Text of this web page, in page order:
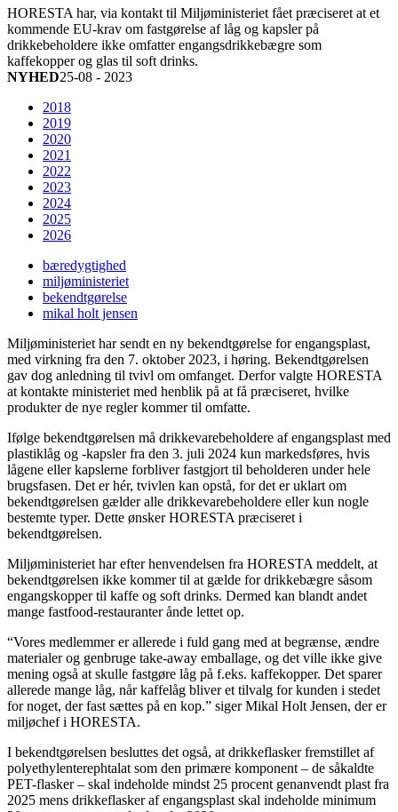
HORESTA har, via kontakt til Miljøministeriet fået præciseret at et
kommende EU-krav om fastgørelse af låg og kapsler på
drikkebeholdere ikke omfatter engangsdrikkebægre som
kaffekopper og glas til soft drinks.
NYHED25-08 - 2023
2018
2019
2020
2021
2022
2023
2024
2025
2026
bæredygtighed
miljøministeriet
bekendtgørelse
mikal holt jensen
Miljøministeriet har sendt en ny bekendtgørelse for engangsplast,
med virkning fra den 7. oktober 2023, i høring. Bekendtgørelsen
gav dog anledning til tvivl om omfanget. Derfor valgte HORESTA
at kontakte ministeriet med henblik på at få præciseret, hvilke
produkter de nye regler kommer til omfatte.
Ifølge bekendtgørelsen må drikkevarebeholdere af engangsplast med
plastiklåg og -kapsler fra den 3. juli 2024 kun markedsføres, hvis
lågene eller kapslerne forbliver fastgjort til beholderen under hele
brugsfasen. Det er hér, tvivlen kan opstå, for det er uklart om
bekendtgørelsen gælder alle drikkevarebeholdere eller kun nogle
bestemte typer. Dette ønsker HORESTA præciseret i
bekendtgørelsen.
Miljøministeriet har efter henvendelsen fra HORESTA meddelt, at
bekendtgørelsen ikke kommer til at gælde for drikkebægre såsom
engangskopper til kaffe og soft drinks. Dermed kan blandt andet
mange fastfood-restauranter ånde lettet op.
“Vores medlemmer er allerede i fuld gang med at begrænse, ændre
materialer og genbruge take-away emballage, og det ville ikke give
mening også at skulle fastgøre låg på f.eks. kaffekopper. Det sparer
allerede mange låg, når kaffelåg bliver et tilvalg for kunden i stedet
for noget, der fast sættes på en kop.” siger Mikal Holt Jensen, der er
miljøchef i HORESTA.
I bekendtgørelsen besluttes det også, at drikkeflasker fremstillet af
polyethylenterephtalat som den primære komponent – de såkaldte
PET-flasker – skal indeholde mindst 25 procent genanvendt plast fra
2025 mens drikkeflasker af engangsplast skal indeholde minimum